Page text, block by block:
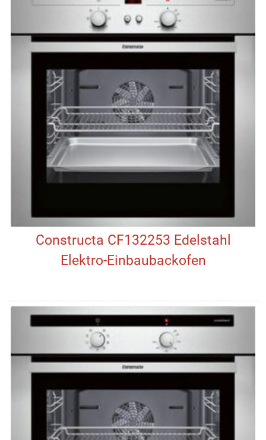
Constructa CF132253 Edelstahl
Elektro-Einbaubackofen